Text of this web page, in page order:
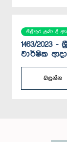
පිළිතුර ලබා දී
1463/2023
වාර්ෂික
බලන්න